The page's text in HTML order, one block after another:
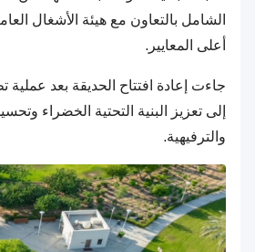
الشامل بالتعاون مع هيئة الأشغال
أعلى المعايير.
جاءت إعادة افتتاح الحديقة بعد عملية
إلى تعزيز البنية التحتية الخضراء
والترفيهية.